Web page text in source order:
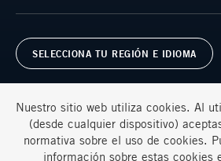
SELECCIONA TU REGIÓN E IDIOMA
Nuestro sitio web utiliza cookies. Al
(desde cualquier dispositivo)
normativa sobre el uso de cookies.
información sobre estas cookies